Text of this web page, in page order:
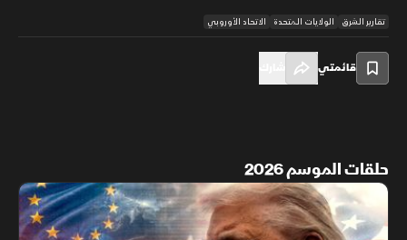
تقارير الشرق الولايات المتحدة الاتحاد الأوروبي
قائمتي
حلقات الموسم 2026